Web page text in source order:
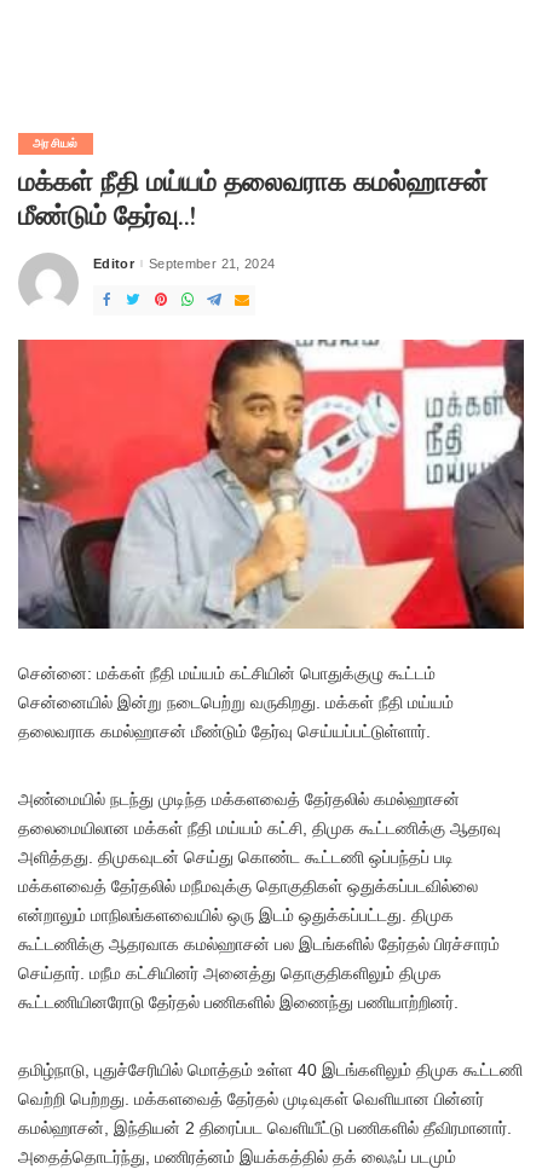
அரசியல்
மக்கள் நீதி மய்யம் தலைவராக கமல்ஹாசன்
மீண்டும் தேர்வு..!
Posted
Editor September 21, 2024
சென்னை: மக்கள் நீதி மய்யம் கட்சியின் பொதுக்குழு கூட்டம்
சென்னையில் இன்று நடைபெற்று வருகிறது. மக்கள் நீதி மய்யம்
தலைவராக கமல்ஹாசன் மீண்டும் தேர்வு செய்யப்பட்டுள்ளார்.
அண்மையில் நடந்து முடிந்த மக்களவைத் தேர்தலில் கமல்ஹாசன்
தலைமையிலான மக்கள் நீதி மய்யம் கட்சி, திமுக கூட்டணிக்கு ஆதரவு
அளித்தது. திமுகவுடன் செய்து கொண்ட கூட்டணி ஒப்பந்தப் படி
மக்களவைத் தேர்தலில் மநீமவுக்கு தொகுதிகள் ஒதுக்கப்படவில்லை
என்றாலும் மாநிலங்களவையில் ஒரு இடம் ஒதுக்கப்பட்டது. திமுக
கூட்டணிக்கு ஆதரவாக கமல்ஹாசன் பல இடங்களில் தேர்தல் பிரச்சாரம்
செய்தார். மநீம கட்சியினர் அனைத்து தொகுதிகளிலும் திமுக
கூட்டணியினரோடு தேர்தல் பணிகளில் இணைந்து பணியாற்றினர்.
தமிழ்நாடு, புதுச்சேரியில் மொத்தம் உள்ள 40 இடங்களிலும் திமுக கூட்டணி
வெற்றி பெற்றது. மக்களவைத் தேர்தல் முடிவுகள் வெளியான பின்னர்
கமல்ஹாசன், இந்தியன் 2 திரைப்பட வெளியீட்டு பணிகளில் தீவிரமானார்.
அதைத்தொடர்ந்து, மணிரத்னம் இயக்கத்தில் தக் லைஃப் படமும்